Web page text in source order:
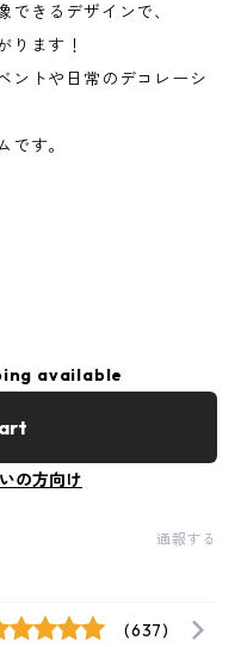
きるデザインで、
ります！
ントや日常のデコレーシ
す。
available
の方向け
通報する
(637)